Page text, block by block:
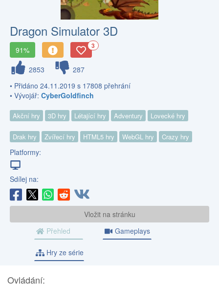
Dragon Simulator 3D
91% 3
2853
287
• Přidáno 24.11.2019 s 17808 přehrání
• Vývojář: CyberGoldfinch
Akční hry 3D hry Létající hry Adventury Lovecké hry
Drak hry Zvířecí hry HTML5 hry WebGL hry Crazy hry
Platformy:
Sdílej na:
Vložit na stránku
Přehled
Gameplays
Hry ze série
Ovládání: